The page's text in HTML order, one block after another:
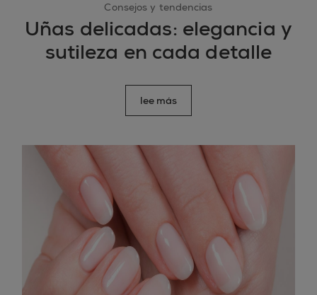
Consejos y tendencias
Uñas delicadas: elegancia y
sutileza en cada detalle
lee más